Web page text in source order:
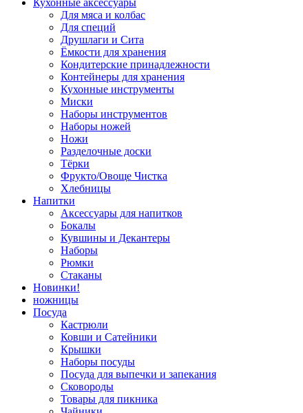
Кухонные аксессуары
Для мяса и колбас
Для специй
Друшлаги и Сита
Ёмкости для хранения
Кондитерские принадлежности
Контейнеры для хранения
Кухонные инструменты
Миски
Наборы инструментов
Наборы ножей
Ножи
Разделочные доски
Тёрки
Фрукто/Овоще Чистка
Хлебницы
Напитки
Аксессуары для напитков
Бокалы
Кувшины и Декантеры
Наборы
Рюмки
Стаканы
Новинки!
ножницы
Посуда
Кастрюли
Ковши и Сатейники
Крышки
Наборы посуды
Посуда для выпечки и запекания
Сковороды
Товары для пикника